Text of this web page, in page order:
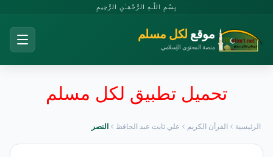
بِسْمِ اللَّـهِ الرَّحْمَـٰنِ الرَّحِيمِ
موقع لكل مسلم
منصة المحتوى الإسلامي
تحميل تطبيق لكل مسلم
الرئيسية القرأن الكريم علي ثابت عبد الحافظ النصر